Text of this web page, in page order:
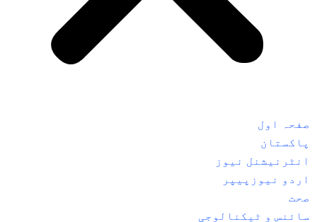
صفحہ اول
پاکستان
انٹرنیشنل نیوز
اردو نیوزپیپر
صحت
سائنس و ٹیکنالوجی